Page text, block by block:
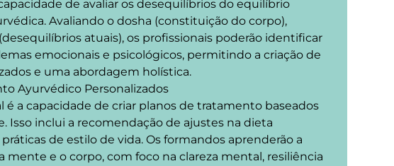
de avaliar os desequilíbrios do equilíbrio
Avaliando o dosha (constituição do corpo),
atuais), os profissionais poderão identificar
emocionais e psicológicos, permitindo a criação de
e uma abordagem holística.
Ayurvédico Personalizados
a capacidade de criar planos de tratamento baseados
Isso inclui a recomendação de ajustes na dieta
de estilo de vida. Os formandos aprenderão a
mente e o corpo, com foco na clareza mental, resiliência